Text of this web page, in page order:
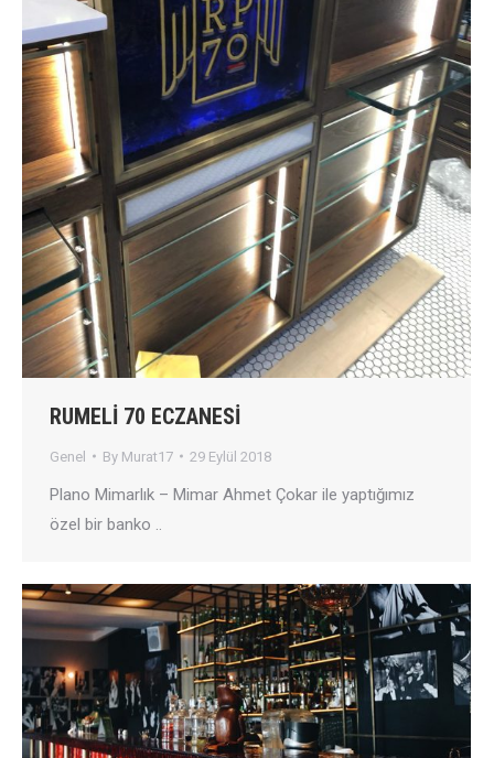
RUMELİ 70 ECZANESİ
Genel By Murat17 29 Eylül 2018
Plano Mimarlık – Mimar Ahmet Çokar ile yaptığımız
özel bir banko ..